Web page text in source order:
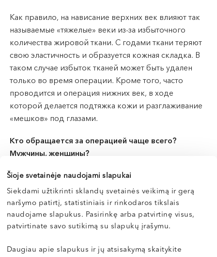
Šioje svetainėje naudojami slapukai
Siekdami užtikrinti sklandų svetainės veikimą ir gerą
naršymo patirtį, statistiniais ir rinkodaros tikslais
naudojame slapukus. Pasirinkę arba patvirtinę visus,
patvirtinate savo sutikimą su slapukų įrašymu.
Daugiau apie slapukus ir jų atsisakymą skaitykite
Как правило, на нависание верхних век влияют так
называемые «тяжелые» веки из-за избыточного
количества жировой ткани. С годами ткани теряют
свою эластичность и образуется кожная складка. В
таком случае избыток тканей может быть удален
только во время операции. Кроме того, часто
проводится и операция нижних век, в ходе
которой делается подтяжка кожи и разглаживание
«мешков» под глазами.
Кто обращается за операцией чаще всего?
Мужчины, женщины?
Такая операция наиболее распространена среди
женщин, но нередко она проводится и мужчинам.
Каких результатов можно ожидать после
операции?
Человек с нависшими веками постоянно выглядит